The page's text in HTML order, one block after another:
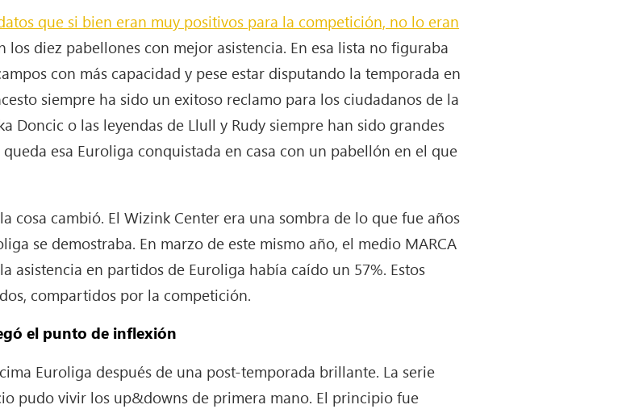
que si bien eran muy positivos para la competición, no lo eran
los diez pabellones con mejor asistencia. En esa lista no figuraba
con más capacidad y pese estar disputando la temporada en
siempre ha sido un exitoso reclamo para los ciudadanos de la
Doncic o las leyendas de Llull y Rudy siempre han sido grandes
esa Euroliga conquistada en casa con un pabellón en el que
cosa cambió. El Wizink Center era una sombra de lo que fue años
se demostraba. En marzo de este mismo año, el medio MARCA
asistencia en partidos de Euroliga había caído un 57%. Estos
compartidos por la competición.
el punto de inflexión
Euroliga después de una post-temporada brillante. La serie
pudo vivir los up&downs de primera mano. El principio fue